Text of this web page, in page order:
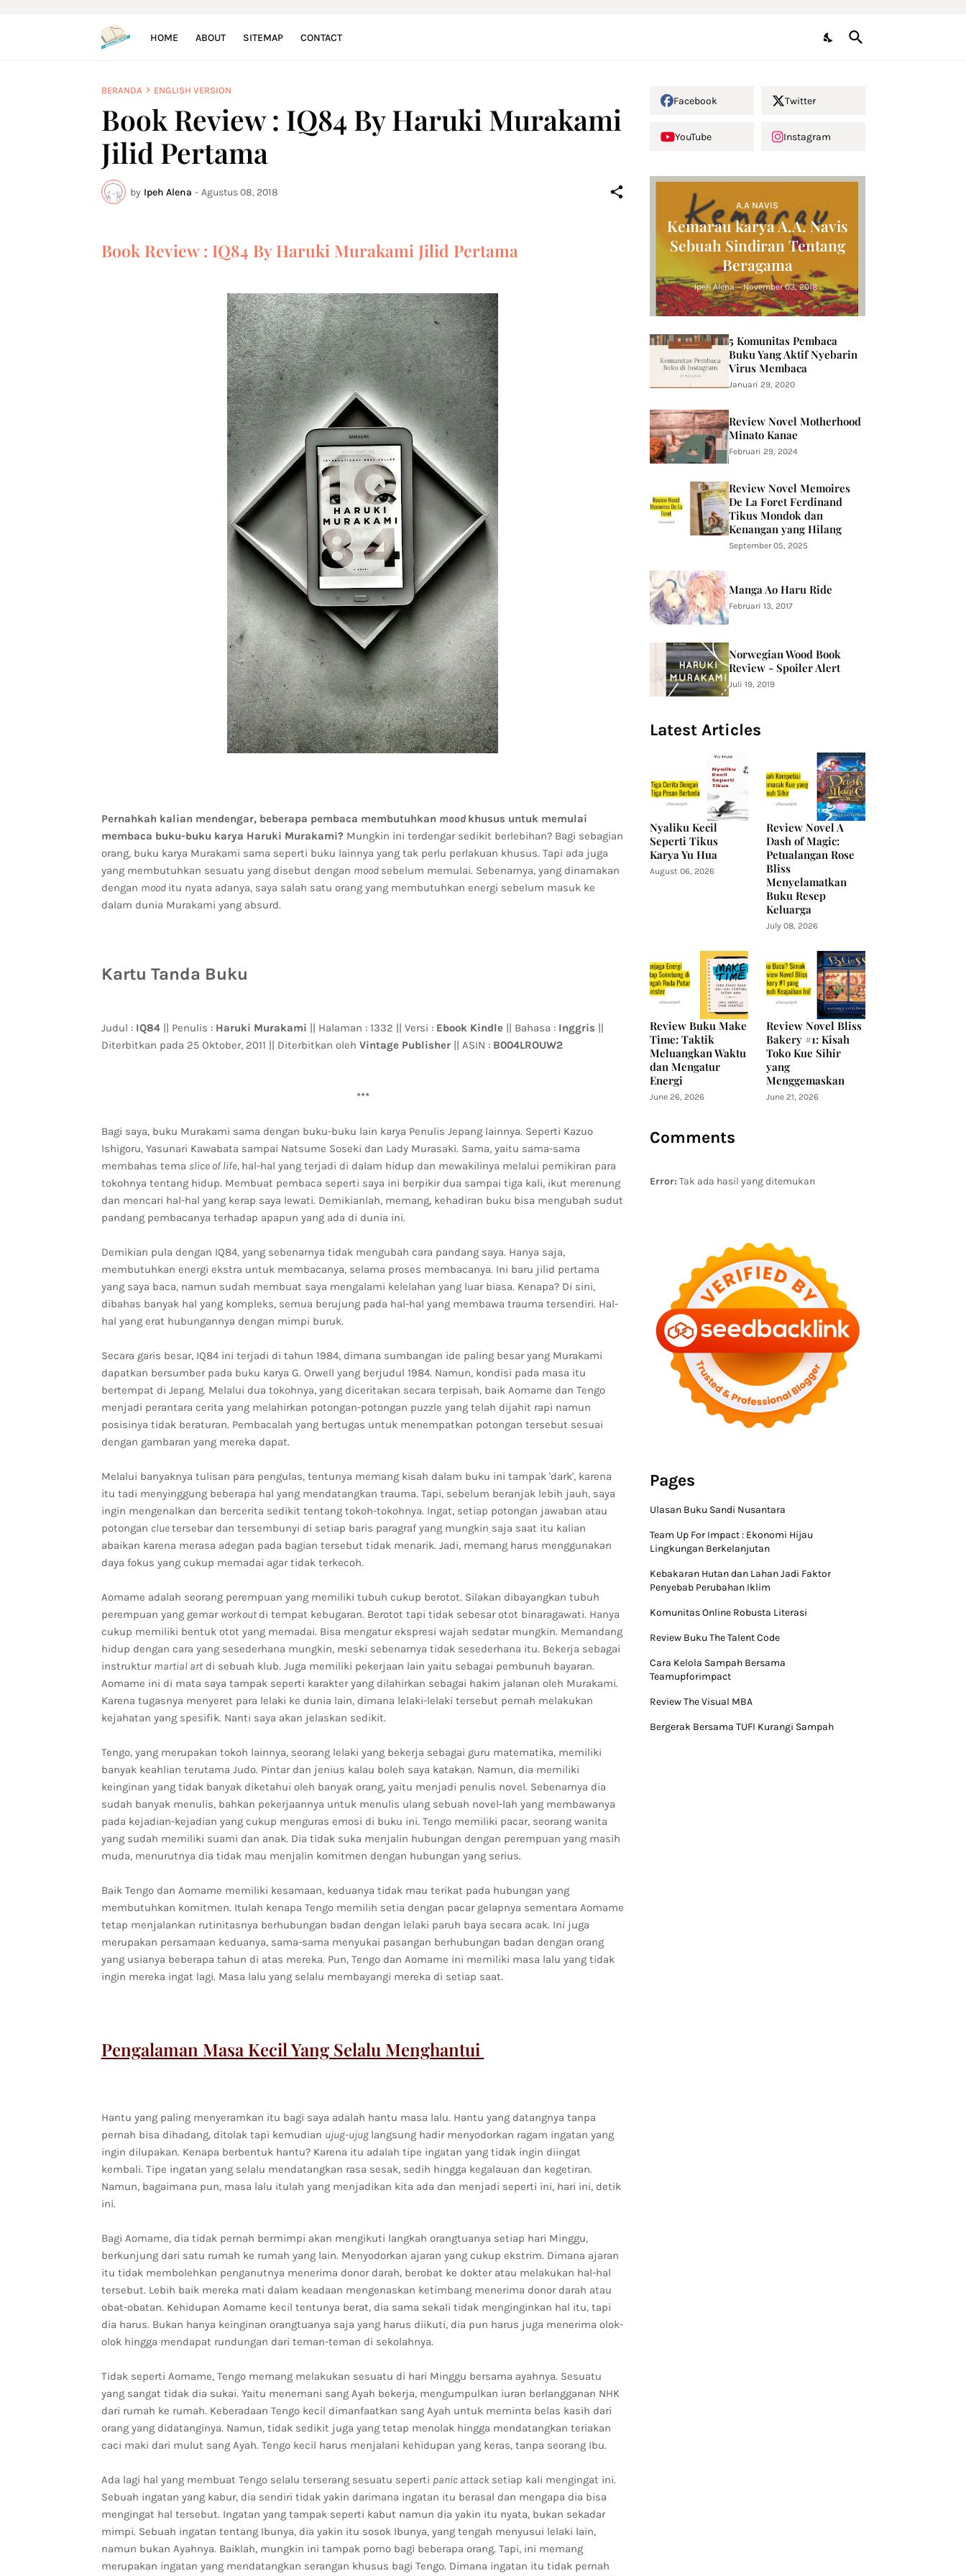
HOME ABOUT SITEMAP CONTACT
BERANDA ENGLISH VERSION
Book Review : IQ84 By Haruki Murakami
Jilid Pertama
by Ipeh Alena - Agustus 08, 2018
Book Review : IQ84 By Haruki Murakami Jilid Pertama
Pernahkah kalian mendengar, beberapa pembaca membutuhkan mood khusus untuk memulai
membaca buku-buku karya Haruki Murakami?Mungkin ini terdengar sedikit berlebihan? Bagi sebagian
orang, buku karya Murakami sama seperti buku lainnya yang tak perlu perlakuan khusus. Tapi ada juga
yang membutuhkan sesuatu yang disebut dengan mood sebelum memulai. Sebenarnya, yang dinamakan
dengan mood itu nyata adanya, saya salah satu orang yang membutuhkan energi sebelum masuk ke
dalam dunia Murakami yang absurd.
Kartu Tanda Buku
Judul : IQ84|| Penulis : Haruki Murakami || Halaman : 1332 || Versi : Ebook Kindle|| Bahasa : Inggris ||
Diterbitkan pada 25 Oktober, 2011 || Diterbitkan oleh Vintage Publisher|| ASIN : B004LROUW2
***
Bagi saya, buku Murakami sama dengan buku-buku lain karya Penulis Jepang lainnya. Seperti Kazuo
Ishigoru, Yasunari Kawabata sampai Natsume Soseki dan Lady Murasaki. Sama, yaitu sama-sama
membahas tema slice of life, hal-hal yang terjadi di dalam hidup dan mewakilinya melalui pemikiran para
tokohnya tentang hidup. Membuat pembaca seperti saya ini berpikir dua sampai tiga kali, ikut merenung
dan mencari hal-hal yang kerap saya lewati. Demikianlah, memang, kehadiran buku bisa mengubah sudut
pandang pembacanya terhadap apapun yang ada di dunia ini.
Demikian pula dengan IQ84, yang sebenarnya tidak mengubah cara pandang saya. Hanya saja,
membutuhkan energi ekstra untuk membacanya, selama proses membacanya. Ini baru jilid pertama
yang saya baca, namun sudah membuat saya mengalami kelelahan yang luar biasa. Kenapa? Di sini,
dibahas banyak hal yang kompleks, semua berujung pada hal-hal yang membawa trauma tersendiri. Hal-
hal yang erat hubungannya dengan mimpi buruk.
Secara garis besar, IQ84 ini terjadi di tahun 1984, dimana sumbangan ide paling besar yang Murakami
dapatkan bersumber pada buku karya G. Orwell yang berjudul 1984. Namun, kondisi pada masa itu
bertempat di Jepang. Melalui dua tokohnya, yang diceritakan secara terpisah, baik Aomame dan Tengo
menjadi perantara cerita yang melahirkan potongan-potongan puzzle yang telah dijahit rapi namun
posisinya tidak beraturan. Pembacalah yang bertugas untuk menempatkan potongan tersebut sesuai
dengan gambaran yang mereka dapat.
Melalui banyaknya tulisan para pengulas, tentunya memang kisah dalam buku ini tampak 'dark', karena
itu tadi menyinggung beberapa hal yang mendatangkan trauma. Tapi, sebelum beranjak lebih jauh, saya
ingin mengenalkan dan bercerita sedikit tentang tokoh-tokohnya. Ingat, setiap potongan jawaban atau
potongan cluetersebar dan tersembunyi di setiap baris paragraf yang mungkin saja saat itu kalian
abaikan karena merasa adegan pada bagian tersebut tidak menarik. Jadi, memang harus menggunakan
daya fokus yang cukup memadai agar tidak terkecoh.
Aomame adalah seorang perempuan yang memiliki tubuh cukup berotot. Silakan dibayangkan tubuh
perempuan yang gemar workout di tempat kebugaran. Berotot tapi tidak sebesar otot binaragawati. Hanya
cukup memiliki bentuk otot yang memadai. Bisa mengatur ekspresi wajah sedatar mungkin. Memandang
hidup dengan cara yang sesederhana mungkin, meski sebenarnya tidak sesederhana itu. Bekerja sebagai
instruktur martial artdi sebuah klub. Juga memiliki pekerjaan lain yaitu sebagai pembunuh bayaran.
Aomame ini di mata saya tampak seperti karakter yang dilahirkan sebagai hakim jalanan oleh Murakami.
Karena tugasnya menyeret para lelaki ke dunia lain, dimana lelaki-lelaki tersebut pernah melakukan
kejahatan yang spesifik. Nanti saya akan jelaskan sedikit.
Tengo, yang merupakan tokoh lainnya, seorang lelaki yang bekerja sebagai guru matematika, memiliki
banyak keahlian terutama Judo. Pintar dan jenius kalau boleh saya katakan. Namun, dia memiliki
keinginan yang tidak banyak diketahui oleh banyak orang, yaitu menjadi penulis novel. Sebenarnya dia
sudah banyak menulis, bahkan pekerjaannya untuk menulis ulang sebuah novel-lah yang membawanya
pada kejadian-kejadian yang cukup menguras emosi di buku ini. Tengo memiliki pacar, seorang wanita
yang sudah memiliki suami dan anak. Dia tidak suka menjalin hubungan dengan perempuan yang masih
muda, menurutnya dia tidak mau menjalin komitmen dengan hubungan yang serius.
Baik Tengo dan Aomame memiliki kesamaan, keduanya tidak mau terikat pada hubungan yang
membutuhkan komitmen. Itulah kenapa Tengo memilih setia dengan pacar gelapnya sementara Aomame
tetap menjalankan rutinitasnya berhubungan badan dengan lelaki paruh baya secara acak. Ini juga
merupakan persamaan keduanya, sama-sama menyukai pasangan berhubungan badan dengan orang
yang usianya beberapa tahun di atas mereka. Pun, Tengo dan Aomame ini memiliki masa lalu yang tidak
ingin mereka ingat lagi. Masa lalu yang selalu membayangi mereka di setiap saat.
Pengalaman Masa Kecil Yang Selalu Menghantui
Hantu yang paling menyeramkan itu bagi saya adalah hantu masa lalu. Hantu yang datangnya tanpa
pernah bisa dihadang, ditolak tapi kemudian ujug-ujug langsung hadir menyodorkan ragam ingatan yang
ingin dilupakan. Kenapa berbentuk hantu? Karena itu adalah tipe ingatan yang tidak ingin diingat
kembali. Tipe ingatan yang selalu mendatangkan rasa sesak, sedih hingga kegalauan dan kegetiran.
Namun, bagaimana pun, masa lalu itulah yang menjadikan kita ada dan menjadi seperti ini, hari ini, detik
ini.
Bagi Aomame, dia tidak pernah bermimpi akan mengikuti langkah orangtuanya setiap hari Minggu,
berkunjung dari satu rumah ke rumah yang lain. Menyodorkan ajaran yang cukup ekstrim. Dimana ajaran
itu tidak membolehkan penganutnya menerima donor darah, berobat ke dokter atau melakukan hal-hal
tersebut. Lebih baik mereka mati dalam keadaan mengenaskan ketimbang menerima donor darah atau
obat-obatan. Kehidupan Aomame kecil tentunya berat, dia sama sekali tidak menginginkan hal itu, tapi
dia harus. Bukan hanya keinginan orangtuanya saja yang harus diikuti, dia pun harus juga menerima olok-
olok hingga mendapat rundungan dari teman-teman di sekolahnya.
Tidak seperti Aomame, Tengo memang melakukan sesuatu di hari Minggu bersama ayahnya. Sesuatu
yang sangat tidak dia sukai. Yaitu menemani sang Ayah bekerja, mengumpulkan iuran berlangganan NHK
dari rumah ke rumah. Keberadaan Tengo kecil dimanfaatkan sang Ayah untuk meminta belas kasih dari
orang yang didatanginya. Namun, tidak sedikit juga yang tetap menolak hingga mendatangkan teriakan
caci maki dari mulut sang Ayah. Tengo kecil harus menjalani kehidupan yang keras, tanpa seorang Ibu.
Ada lagi hal yang membuat Tengo selalu terserang sesuatu seperti panic attack setiap kali mengingat ini.
Sebuah ingatan yang kabur, dia sendiri tidak yakin darimana ingatan itu berasal dan mengapa dia bisa
mengingat hal tersebut. Ingatan yang tampak seperti kabut namun dia yakin itu nyata, bukan sekadar
mimpi. Sebuah ingatan tentang Ibunya, dia yakin itu sosok Ibunya, yang tengah menyusui lelaki lain,
namun bukan Ayahnya. Baiklah, mungkin ini tampak porno bagi beberapa orang. Tapi, ini memang
merupakan ingatan yang mendatangkan serangan khusus bagi Tengo. Dimana ingatan itu tidak pernah
Facebook Twitter
YouTube Instagram
A.A NAVIS
Kemarau karya A.A. Navis
Sebuah Sindiran Tentang
Beragama
Ipeh Alena - November 03, 2018
5 Komunitas Pembaca
Buku Yang Aktif Nyebarin
Virus Membaca
Januari 29, 2020
Review Novel Motherhood
Minato Kanae
Februari 29, 2024
Review Novel Memoires
De La Foret Ferdinand
Tikus Mondok dan
Kenangan yang Hilang
September 05, 2025
Manga Ao Haru Ride
Februari 13, 2017
Norwegian Wood Book
Review - Spoiler Alert
Juli 19, 2019
Latest Articles
Nyaliku Kecil
Seperti Tikus
Karya Yu Hua
August 06, 2026
Review Novel A
Dash of Magic:
Petualangan Rose
Bliss
Menyelamatkan
Buku Resep
Keluarga
July 08, 2026
Review Buku Make
Time: Taktik
Meluangkan Waktu
dan Mengatur
Energi
June 26, 2026
Review Novel Bliss
Bakery #1: Kisah
Toko Kue Sihir
yang
Menggemaskan
June 21, 2026
Comments
Error: Tak ada hasil yang ditemukan
Pages
Ulasan Buku Sandi Nusantara
Team Up For Impact : Ekonomi Hijau
Lingkungan Berkelanjutan
Kebakaran Hutan dan Lahan Jadi Faktor
Penyebab Perubahan Iklim
Komunitas Online Robusta Literasi
Review Buku The Talent Code
Cara Kelola Sampah Bersama
Teamupforimpact
Review The Visual MBA
Bergerak Bersama TUFI Kurangi Sampah